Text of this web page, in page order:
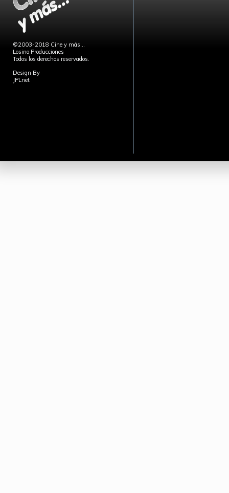
©2003-2018 Cine y más...
Losino Producciones
Todos los derechos reservados.
Design By
JPLnet